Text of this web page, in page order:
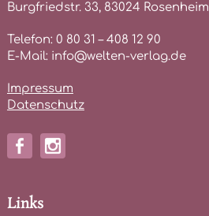
Burgfriedstr. 33, 83024 Rosenheim
Telefon: 0 80 31 – 408 12 90
E-Mail: info@welten-verlag.de
Impressum
Datenschutz
Links